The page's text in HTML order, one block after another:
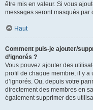
être mis en valeur. Si vous
messages seront masqués par
Haut
Comment puis-je ajouter/
d’ignorés ?
Vous pouvez ajouter des
profil de chaque membre, il y a
d’ignorés. Ou, depuis votre
directement des membres en
également supprimer des